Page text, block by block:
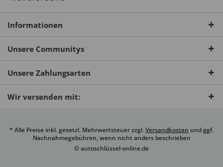
Informationen
Unsere Communitys
Unsere Zahlungsarten
Wir versenden mit:
* Alle Preise inkl. gesetzl. Mehrwertsteuer zzgl.Versandkosten und ggf.
Nachnahmegebühren, wenn nicht anders beschrieben
© autoschlüssel-online.de